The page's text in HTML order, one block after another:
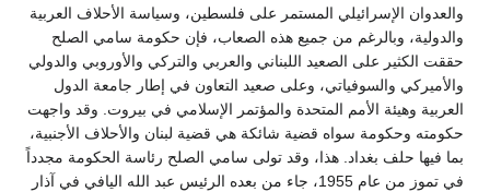
والعدوان الإسرائيلي المستمر على فلسطين، وسياسة الأحلاف العربية
والدولية، وبالرغم من جميع هذه الصعاب، فإن حكومة سامي الصلح
حققت الكثير على الصعيد اللبناني والعربي والتركي والأوروبي والدولي
والأميركي والسوفياتي، وعلى صعيد التعاون في إطار جامعة الدول
العربية وهيئة الأمم المتحدة والمؤتمر الإسلامي في بيروت. وقد واجهت
حكومته وحكومة سواه قضية شائكة هي قضية لبنان والأحلاف الأجنبية،
بما فيها حلف بغداد. هذا، وقد تولى سامي الصلح رئاسة الحكومة مجدداً
في تموز من عام 1955، جاء من بعده الرئيس عبد الله اليافي في آذار